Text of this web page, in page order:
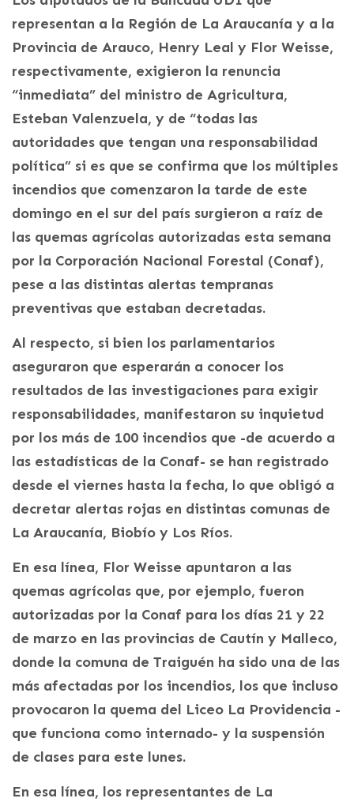
representan a la Región de La Araucanía y a la
Provincia de Arauco, Henry Leal y Flor Weisse,
respectivamente, exigieron la renuncia
“inmediata” del ministro de Agricultura,
Esteban Valenzuela, y de “todas las
autoridades que tengan una responsabilidad
política” si es que se confirma que los múltiples
incendios que comenzaron la tarde de este
domingo en el sur del país surgieron a raíz de
las quemas agrícolas autorizadas esta semana
por la Corporación Nacional Forestal (Conaf),
pese a las distintas alertas tempranas
preventivas que estaban decretadas.
Al respecto, si bien los parlamentarios
aseguraron que esperarán a conocer los
resultados de las investigaciones para exigir
responsabilidades, manifestaron su inquietud
por los más de 100 incendios que -de acuerdo a
las estadísticas de la Conaf- se han registrado
desde el viernes hasta la fecha, lo que obligó a
decretar alertas rojas en distintas comunas de
La Araucanía, Biobío y Los Ríos.
En esa línea, Flor Weisse apuntaron a las
quemas agrícolas que, por ejemplo, fueron
autorizadas por la Conaf para los días 21 y 22
de marzo en las provincias de Cautín y Malleco,
donde la comuna de Traiguén ha sido una de las
más afectadas por los incendios, los que incluso
provocaron la quema del Liceo La Providencia -
que funciona como internado- y la suspensión
de clases para este lunes.
En esa línea, los representantes de La